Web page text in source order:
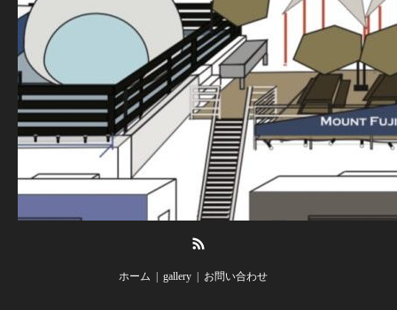
ホーム gallery お問い合わせ